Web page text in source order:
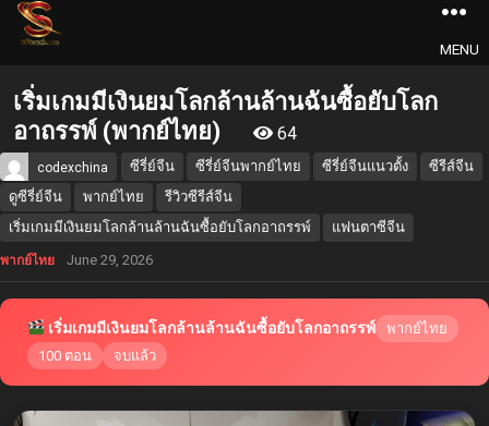
MENU
เริ่มเกมมีเงินยมโลกล้านล้านฉันซื้อยับโลก
อาถรรพ์ (พากย์ไทย)
64
codexchina ซีรี่ย์จีน ซีรี่ย์จีนพากย์ไทย ซีรี่ย์จีนแนวตั้ง
ซีรีส์จีน
ดูซีรี่ย์จีน
พากย์ไทย
รีวิวซีรีส์จีน
เริ่มเกมมีเงินยมโลกล้านล้านฉันซื้อยับโลกอาถรรพ์
แฟนตาซีจีน
พากย์ไทย June 29, 2026
เริ่มเกมมีเงินยมโลกล้านล้านฉันซื้อยับโลกอาถรรพ์
พากย์ไทย
100 ตอน
จบแล้ว